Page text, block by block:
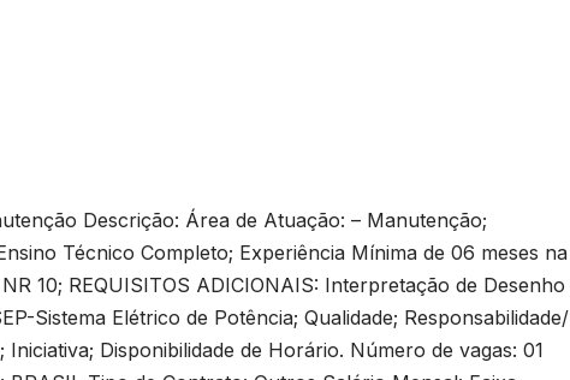
Descrição: Área de Atuação: – Manutenção;
Técnico Completo; Experiência Mínima de 06 meses na
10; REQUISITOS ADICIONAIS: Interpretação de Desenho
Sistema Elétrico de Potência; Qualidade; Responsabilidade/
Disponibilidade de Horário. Número de vagas: 01